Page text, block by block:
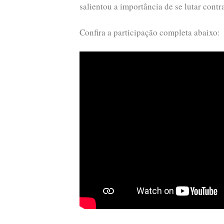
salientou a importância de se lutar
Confira a participação completa abaixo: